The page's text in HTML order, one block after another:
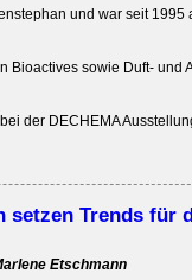
und war seit 1995
Bioactives sowie Duft- und
der DECHEMA
setzen Trends für
Etschmann